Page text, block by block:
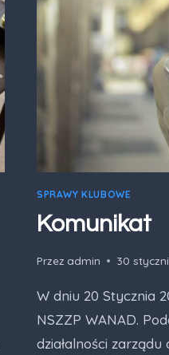
SPRAWY KLUBOWE
Komunikat
Przez admin 30
W dniu 20 Stycznia
NSZZP WANAD.
działalności